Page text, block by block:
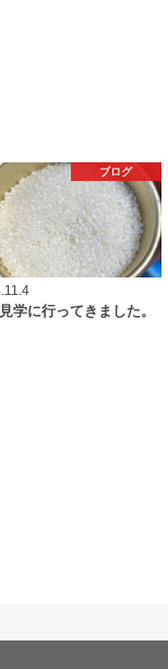
ブログ
学に行ってきました。